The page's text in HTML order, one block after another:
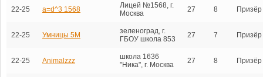
22-25 a=d^3 1568
Лицей №1568, г.
Москва
27 8 Призёр
22-25 Умницы 5М
зеленоград, г.
ГБОУ школа 853
27 7 Призёр
22-25 Animalzzz
школа 1636
"Ника", г. Москва
27 8 Призёр